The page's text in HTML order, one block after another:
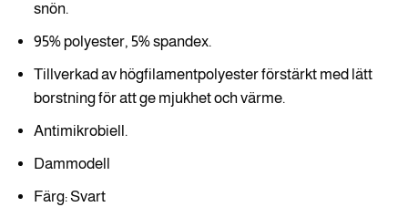
snön.
95% polyester, 5% spandex.
Tillverkad av högfilamentpolyester förstärkt med lätt
borstning för att ge mjukhet och värme.
Antimikrobiell.
Dammodell
Färg: Svart